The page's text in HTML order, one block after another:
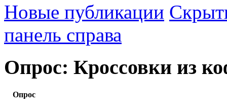
Новые публикации
панель справа
Опрос: Кроссовки из
Опрос